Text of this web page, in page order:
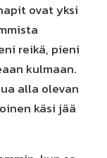
ovat yksi
reikä, pieni
kulmaan.
alla olevan
käsi jää